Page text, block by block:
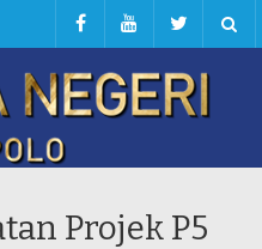
Projek P5